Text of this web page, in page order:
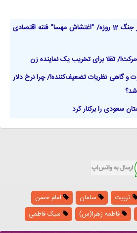
ذخیره استراتژیک نظام در جنگ 12 روزه/ "اغتشاش مهسا" فتنه اقتصادی
و گاهی نظریات تضعیف‌کننده!/ چرا نرخ دلار
تربیت سلمان
امام حسن
فاطمه زهرا(س) سبک فاطمی